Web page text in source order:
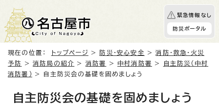
緊急情報なし
防災ポータル
現在の位置： トップページ > 防災・安心安全 >消防・救急・火災
予防
>消防局の紹介 > 消防署 > 中村消防署 >
自主防災（中村
消防署）
> 自主防災会の基礎を固めましょう
自主防災会の基礎を固めましょう